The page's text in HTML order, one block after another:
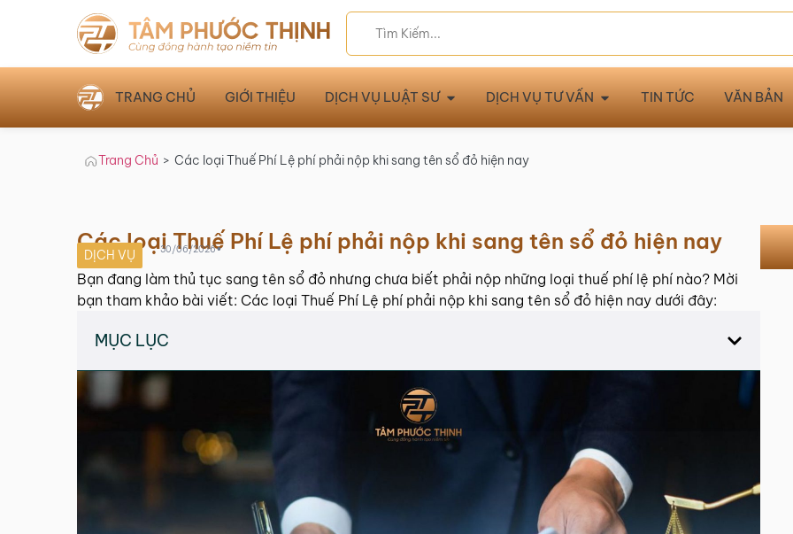
TRANG CHỦ GIỚI THIỆU DỊCH VỤ LUẬT SƯ DỊCH VỤ TƯ VẤN TIN TỨC VĂN BẢN
Trang Chủ > Các loại Thuế Phí Lệ phí phải nộp khi sang tên sổ đỏ hiện nay
Các loại Thuế Phí Lệ phí phải nộp khi sang tên sổ đỏ hiện nay
DỊCH VỤ 30/06/2026•
Bạn đang làm thủ tục sang tên sổ đỏ nhưng chưa biết phải nộp những loại thuế phí lệ phí nào? Mời
bạn tham khảo bài viết: Các loại Thuế Phí Lệ phí phải nộp khi sang tên sổ đỏ hiện nay dưới đây:
MỤC LỤC